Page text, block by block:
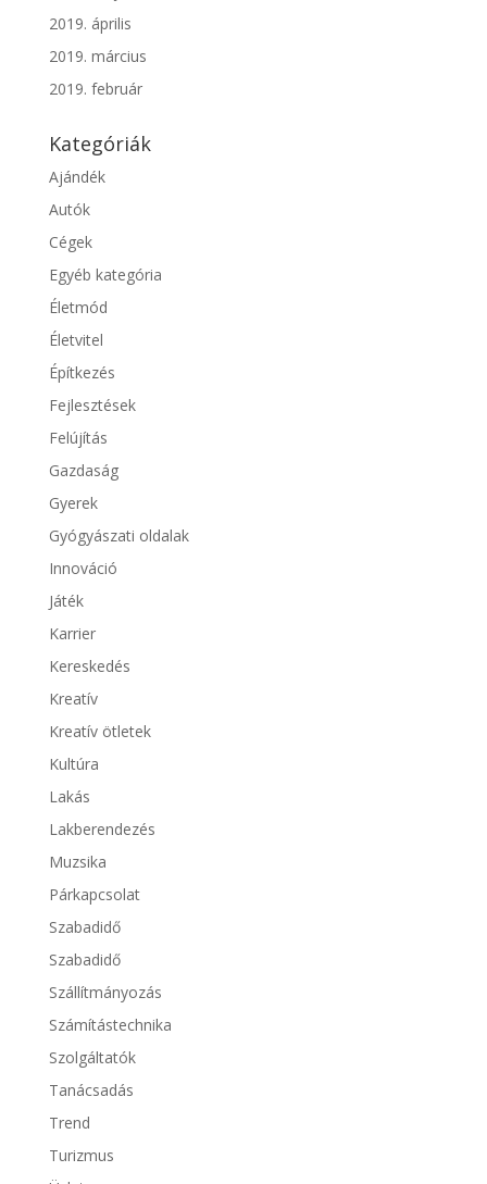
2019. április
2019. március
2019. február
Kategóriák
Ajándék
Autók
Cégek
Egyéb kategória
Életmód
Életvitel
Építkezés
Fejlesztések
Felújítás
Gazdaság
Gyerek
Gyógyászati oldalak
Innováció
Játék
Karrier
Kereskedés
Kreatív
Kreatív ötletek
Kultúra
Lakás
Lakberendezés
Muzsika
Párkapcsolat
Szabadidő
Szabadidő
Szállítmányozás
Számítástechnika
Szolgáltatók
Tanácsadás
Trend
Turizmus